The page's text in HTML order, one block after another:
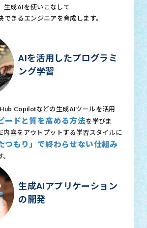
生成AIを使いこなして
できるエンジニアを育成します。
AIを活用したプログラミ
ング学習
Copilotなどの生成AIツールを活用
ードと質を高める方法を学びま
内容をアウトプットする学習スタイルに
つもり」で終わらせない仕組み
生成AIアプリケーション
の開発